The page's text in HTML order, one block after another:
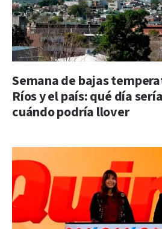
Semana de bajas
Ríos y el país: qué día
cuándo podría llover